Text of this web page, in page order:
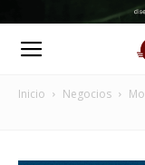
Inicio Negocios